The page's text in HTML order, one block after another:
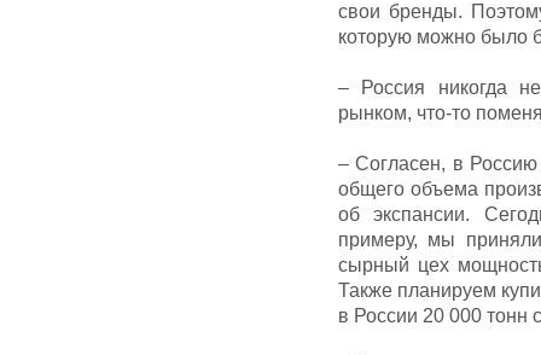
свои бренды.
которую можно было
– Россия никогда
рынком, что-то
– Согласен, в
общего объема
об экспансии.
примеру, мы
сырный цех
Также планируем
в России 20 000 тонн